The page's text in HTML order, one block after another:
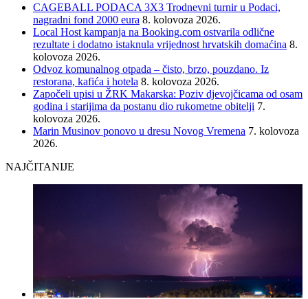
CAGEBALL PODACA 3X3 Trodnevni turnir u Podaci,
nagradni fond 2000 eura 8. kolovoza 2026.
Local Host kampanja na Booking.com ostvarila odlične
rezultate i dodatno istaknula vrijednost hrvatskih domaćina 8.
kolovoza 2026.
Odvoz komunalnog otpada – čisto, brzo, pouzdano. Iz
restorana, kafića i hotela 8. kolovoza 2026.
Započeli upisi u ŽRK Makarska: Poziv djevojčicama od osam
godina i starijima da postanu dio rukometne obitelji 7.
kolovoza 2026.
Marin Musinov ponovo u dresu Novog Vremena 7. kolovoza
2026.
NAJČITANIJE